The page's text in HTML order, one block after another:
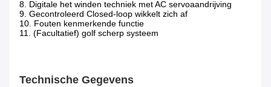
8. Digitale het winden techniek met AC servoaandrijving
9. Gecontroleerd Closed-loop wikkelt zich af
10. Fouten kenmerkende functie
11. (Facultatief) golf scherp systeem
Technische Gegevens